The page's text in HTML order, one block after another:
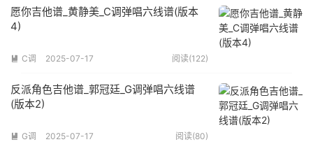
愿你吉他谱_黄静美_C调弹唱六线谱(版本
4)
 C调 2025-07-17 阅读(122)
反派角色吉他谱_郭冠廷_G调弹唱六线谱
(版本2)
 G调 2025-07-17 阅读(80)